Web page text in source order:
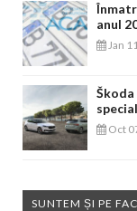
anul
Jan
Oct
SUNTEM ȘI PE